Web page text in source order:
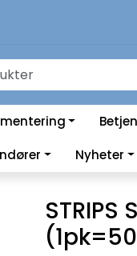
Nyheter
STRIPS